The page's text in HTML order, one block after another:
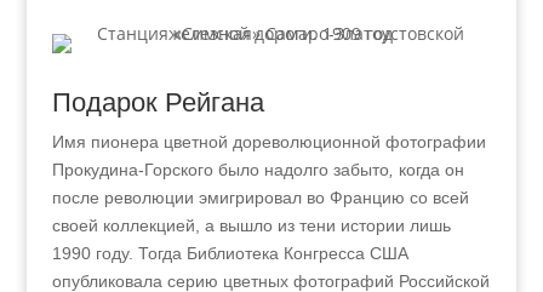
Подарок Рейгана
Имя пионера цветной дореволюционной фотографии
Прокудина-Горского было надолго забыто, когда он
после революции эмигрировал во Францию со всей
своей коллекцией, а вышло из тени истории лишь
1990 году. Тогда Библиотека Конгресса США
опубликовала серию цветных фотографий Российской